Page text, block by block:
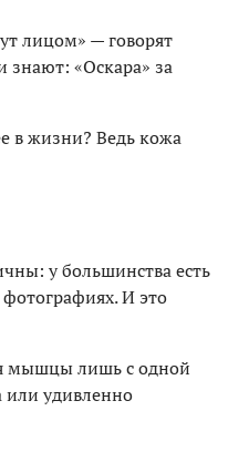
лицом» — говорят
«Оскара» за
в жизни? Ведь кожа
у большинства есть
И это
мышцы лишь с одной
или удивленно